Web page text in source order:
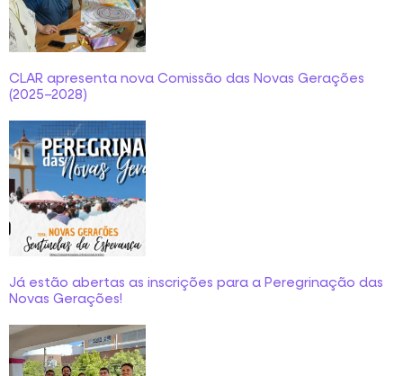
CLAR apresenta nova Comissão das Novas Gerações
(2025–2028)
Já estão abertas as inscrições para a Peregrinação das
Novas Gerações!